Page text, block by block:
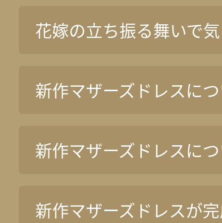
花嫁の立ち振る舞いで
新作マザーズドレスに
新作マザーズドレスに
新作マザーズドレスが